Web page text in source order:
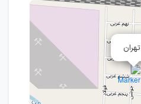
تهران